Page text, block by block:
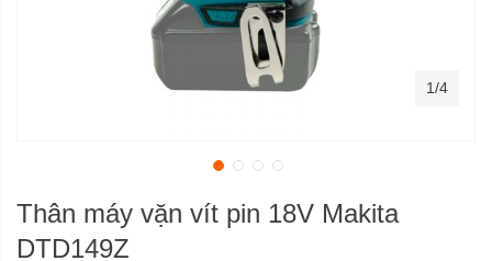
Thân máy vặn vít pin 18V Makita
DTD149Z
1/4